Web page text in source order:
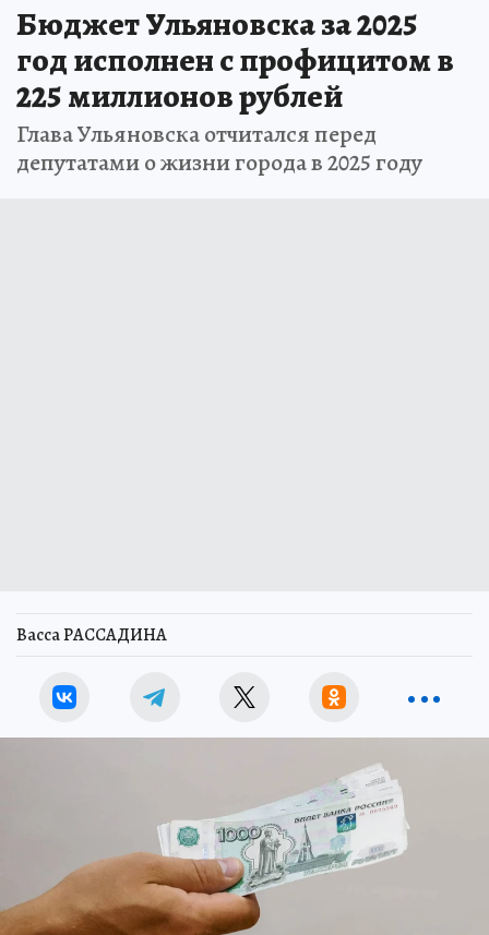
Бюджет Ульяновска за 2025
год исполнен с профицитом в
225 миллионов рублей
Глава Ульяновска отчитался перед
депутатами о жизни города в 2025 году
Васса РАССАДИНА